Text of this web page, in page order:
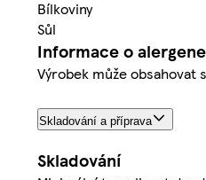
Bílkoviny
Sůl
Informace o
Výrobek může obsahovat
Skladování a příprava
Skladování